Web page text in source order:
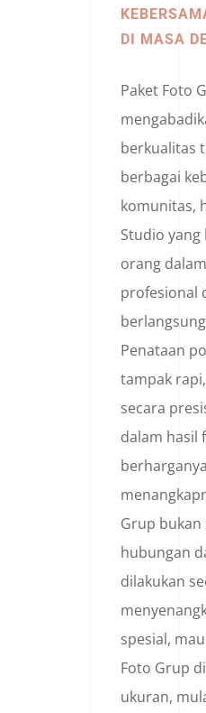
DI MASA
Paket Foto
berkualitas
berbagai
komunitas,
Studio
orang
profesional
Penataan
tampak
secara
dalam hasil
Grup
hubungan
dilakukan
spesial,
Foto Grup
ukuran,